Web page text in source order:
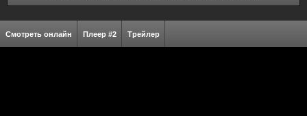
Смотреть онлайн Плеер #2 Трейлер